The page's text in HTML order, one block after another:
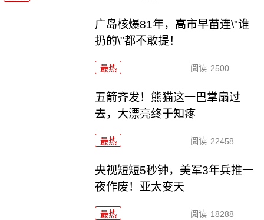
广岛核爆81年，高市早苗连\"谁
扔的\"都不敢提！
最热 阅读 2500
五箭齐发！熊猫这一巴掌扇过
去，大漂亮终于知疼
最热 阅读 22458
央视短短5秒钟，美军3年兵推一
夜作废！亚太变天
最热 阅读 18288